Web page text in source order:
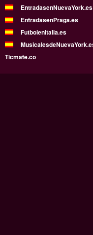
EntradasenNuevaYork.es
EntradasenPraga.es
FutbolenItalia.es
Ticmate.co